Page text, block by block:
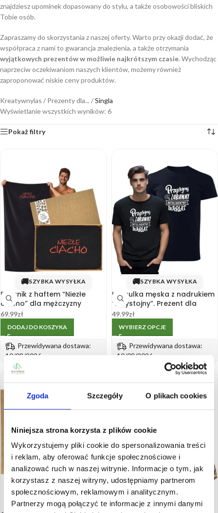
Zgoda Szczegóły O plikach cookies
Niniejsza strona korzysta z plików cookie
Wykorzystujemy pliki cookie do spersonalizowania treści
i reklam, aby oferować funkcje społecznościowe i
analizować ruch w naszej witrynie. Informacje o tym, jak
korzystasz z naszej witryny, udostępniamy partnerom
społecznościowym, reklamowym i analitycznym.
Partnerzy mogą połączyć te informacje z innymi danymi
znajdziesz upominek dopasowany do stylu, a także osobowości bliskich
Tobie osób.
Zapraszamy do skorzystania z naszej oferty. Warto przy okazji dodać, że
współpraca z nami to gwarancja znalezienia, a także otrzymania
wyjątkowych prezentów w możliwie najkrótszym czasie. Wychodząc
naprzeciw oczekiwaniom naszych klientów, możemy również
zaproponować niskie ceny produktów.
Kreatywnylas / Prezenty dla... /Singla
Wyświetlanie wszystkich wyników: 6
Pokaż filtry
🚚SZYBKA WYSYŁKA
Ręcznik z haftem “Niezłe
ciacho” dla mężczyzny
70×140 w pudełku
69.99zł
DODAJ DO KOSZYKA
Przewidywana dostawa:
10/08/2026
🚚SZYBKA WYSYŁKA
Koszulka męska z nadrukiem
“Przystojny”. Prezent dla
Chłopaka
49.99zł
WYBIERZ OPCJE
Przewidywana dostawa:
10/08/2026
🚚SZYBKA WYSYŁKA 🚚SZYBKA WYSYŁKA